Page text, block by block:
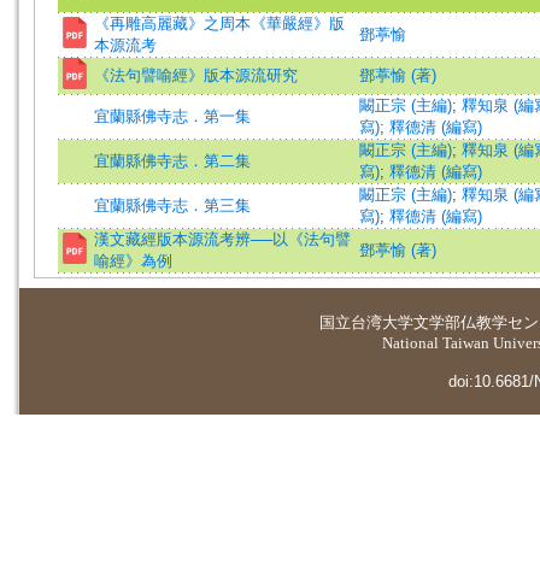
《再雕高麗藏》之周本《華嚴經》版
本源流考
鄧葶愉
《法句譬喻經》版本源流研究 鄧葶愉 (著)
宜蘭縣佛寺志．第一集
闞正宗 (主編); 釋知泉 (編
寫); 釋德清 (編寫)
宜蘭縣佛寺志．第二集
闞正宗 (主編); 釋知泉 (編
寫); 釋德清 (編寫)
宜蘭縣佛寺志．第三集
闞正宗 (主編); 釋知泉 (編
寫); 釋德清 (編寫)
漢文藏經版本源流考辨──以《法句譬
喻經》為例
鄧葶愉 (著)
国立台湾大学文学部仏教学セ
National Taiwan
doi:10.6681/